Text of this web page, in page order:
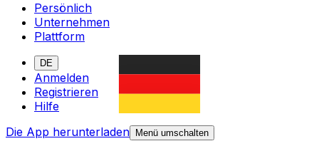
Persönlich
Unternehmen
Plattform
DE
Anmelden
Registrieren
Hilfe
Die App herunterladen
Menü umschalten